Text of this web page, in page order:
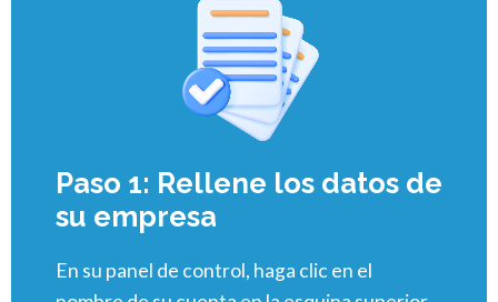
Paso 1: Rellene los datos de
su empresa
En su panel de control, haga clic en el